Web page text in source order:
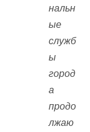
нальн
ые
служб
ы
город
а
продо
лжаю